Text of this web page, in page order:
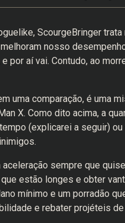
ScourgeBringer
nosso
por aí vai. Contudo, ao
uma comparação, é uma
X. Como dito acima, a
(explicarei a seguir)
sempre que
estão longes e obter
mínimo e um porradão
e rebater projéteis de